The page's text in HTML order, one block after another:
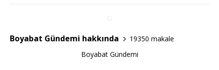
o
Boyabat Gündemi hakkında
19350 makale
Boyabat Gündemi